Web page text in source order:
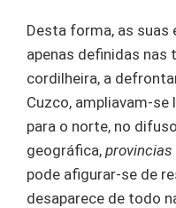
Desta forma, as
apenas definidas nas
cordilheira, a
Cuzco, ampliavam-
para o norte, no
geográfica, provincias
pode afigurar-se de
desaparece de todo